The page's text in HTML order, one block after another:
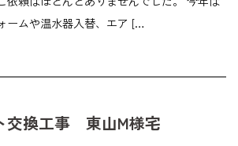
ームや温水器入替、エア […
交換工事 東山M様宅